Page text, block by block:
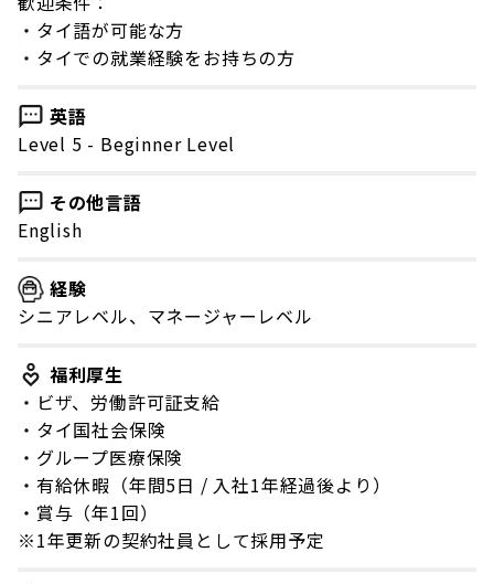
・タイ語が可能な方
・タイでの就業経験をお持ちの方
英語
Level 5 - Beginner Level
その他言語
English
経験
シニアレベル、マネージャーレベル
福利厚生
・ビザ、労働許可証支給
・タイ国社会保険
・グループ医療保険
・有給休暇（年間5日 / 入社1年経過後より）
・賞与（年1回）
※1年更新の契約社員として採用予定